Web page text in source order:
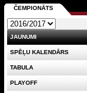
ČEMPIONĀTS
JAUNUMI
SPĒĻU KALENDĀRS
TABULA
PLAYOFF